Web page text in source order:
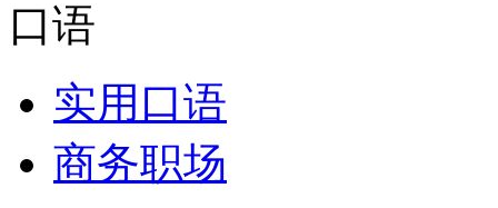
口语
实用口语
商务职场